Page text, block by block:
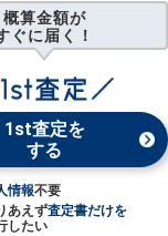
概算金額が
ぐに届く！
1st査定を
する
情報不要
あえず査定書だけを
したい